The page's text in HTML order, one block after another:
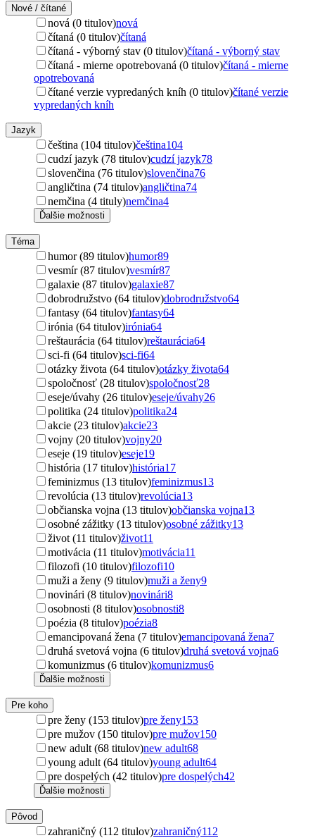
Nové / čítané
nová (0 titulov)nová
čítaná (0 titulov)čítaná
čítaná - výborný stav (0 titulov)čítaná - výborný stav
čítaná - mierne opotrebovaná (0 titulov)čítaná - mierne
opotrebovaná
čítané verzie vypredaných kníh (0 titulov)čítané verzie
vypredaných kníh
Jazyk
čeština (104 titulov)čeština104
cudzí jazyk (78 titulov)cudzí jazyk78
slovenčina (76 titulov)slovenčina76
angličtina (74 titulov)angličtina74
nemčina (4 tituly)nemčina4
Ďalšie možnosti
Téma
humor (89 titulov)humor89
vesmír (87 titulov)vesmír87
galaxie (87 titulov)galaxie87
dobrodružstvo (64 titulov)dobrodružstvo64
fantasy (64 titulov)fantasy64
irónia (64 titulov)irónia64
reštaurácia (64 titulov)reštaurácia64
sci-fi (64 titulov)sci-fi64
otázky života (64 titulov)otázky života64
spoločnosť (28 titulov)spoločnosť28
eseje/úvahy (26 titulov)eseje/úvahy26
politika (24 titulov)politika24
akcie (23 titulov)akcie23
vojny (20 titulov)vojny20
eseje (19 titulov)eseje19
história (17 titulov)história17
feminizmus (13 titulov)feminizmus13
revolúcia (13 titulov)revolúcia13
občianska vojna (13 titulov)občianska vojna13
osobné zážitky (13 titulov)osobné zážitky13
život (11 titulov)život11
motivácia (11 titulov)motivácia11
filozofi (10 titulov)filozofi10
muži a ženy (9 titulov)muži a ženy9
novinári (8 titulov)novinári8
osobnosti (8 titulov)osobnosti8
poézia (8 titulov)poézia8
emancipovaná žena (7 titulov)emancipovaná žena7
druhá svetová vojna (6 titulov)druhá svetová vojna6
komunizmus (6 titulov)komunizmus6
Ďalšie možnosti
Pre koho
pre ženy (153 titulov)pre ženy153
pre mužov (150 titulov)pre mužov150
new adult (68 titulov)new adult68
young adult (64 titulov)young adult64
pre dospelých (42 titulov)pre dospelých42
Ďalšie možnosti
Pôvod
zahraničný (112 titulov)zahraničný112